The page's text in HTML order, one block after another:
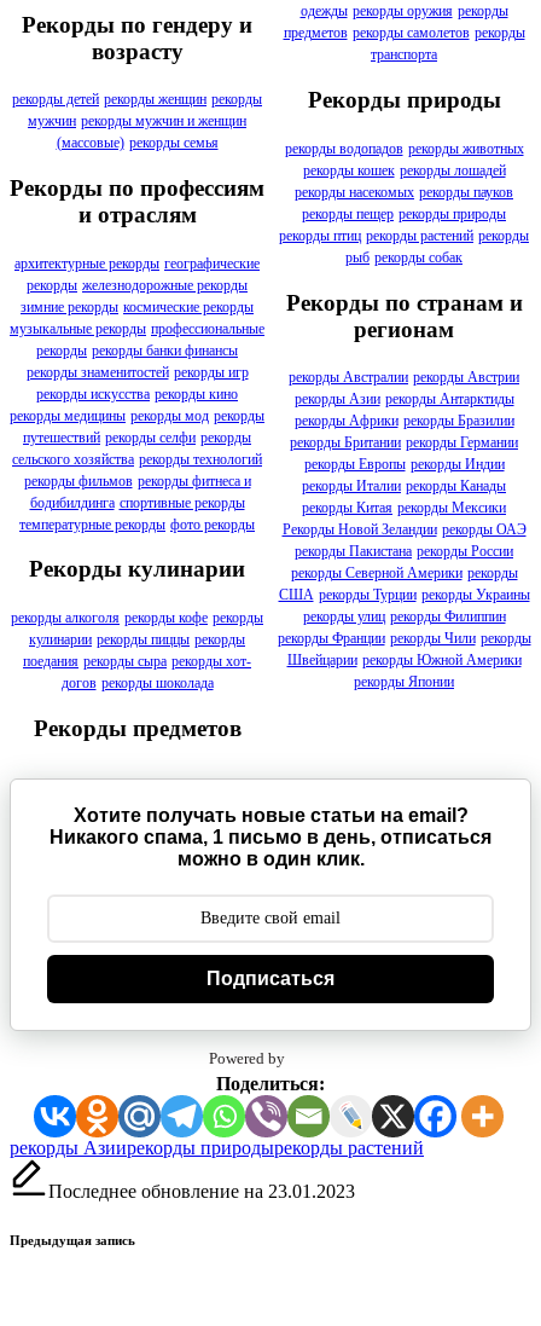
Рекорды по гендеру и
возрасту
рекорды детей рекорды женщин рекорды
мужчин рекорды мужчин и женщин
(массовые) рекорды семья
Рекорды по профессиям
и отраслям
архитектурные рекорды географические
рекорды железнодорожные рекорды
зимние рекорды космические рекорды
музыкальные рекорды профессиональные
рекорды рекорды банки финансы
рекорды знаменитостей рекорды игр
рекорды искусства рекорды кино
рекорды медицины рекорды мод рекорды
путешествий рекорды селфи рекорды
сельского хозяйства рекорды технологий
рекорды фильмов рекорды фитнеса и
бодибилдинга спортивные рекорды
температурные рекорды фото рекорды
Рекорды кулинарии
рекорды алкоголя рекорды кофе рекорды
кулинарии рекорды пиццы рекорды
поедания рекорды сыра рекорды хот-
догов рекорды шоколада
Рекорды предметов
одежды рекорды оружия рекорды
предметов рекорды самолетов рекорды
транспорта
Рекорды природы
рекорды водопадов рекорды животных
рекорды кошек рекорды лошадей
рекорды насекомых рекорды пауков
рекорды пещер рекорды природы
рекорды птиц рекорды растений рекорды
рыб рекорды собак
Рекорды по странам и
регионам
рекорды Австралии рекорды Австрии
рекорды Азии рекорды Антарктиды
рекорды Африки рекорды Бразилии
рекорды Британии рекорды Германии
рекорды Европы рекорды Индии
рекорды Италии рекорды Канады
рекорды Китая рекорды Мексики
Рекорды Новой Зеландии рекорды ОАЭ
рекорды Пакистана рекорды России
рекорды Северной Америки рекорды
США рекорды Турции рекорды Украины
рекорды улиц рекорды Филиппин
рекорды Франции рекорды Чили рекорды
Швейцарии рекорды Южной Америки
рекорды Японии
Хотите получать новые статьи на email?
Никакого спама, 1 письмо в день, отписаться
можно в один клик.
Подписаться
Powered by
Поделиться:
Метки:
рекорды Азиирекорды природырекорды растений
Последнее обновление на 23.01.2023
Навигация
Предыдущая запись